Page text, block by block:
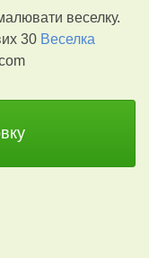
веселку.
30 Веселка